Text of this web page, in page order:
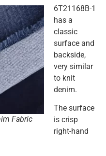
Fabric
6T21168B-1
has a
classic
surface and
backside,
very similar
to knit
denim.
The surface
is crisp
right-hand